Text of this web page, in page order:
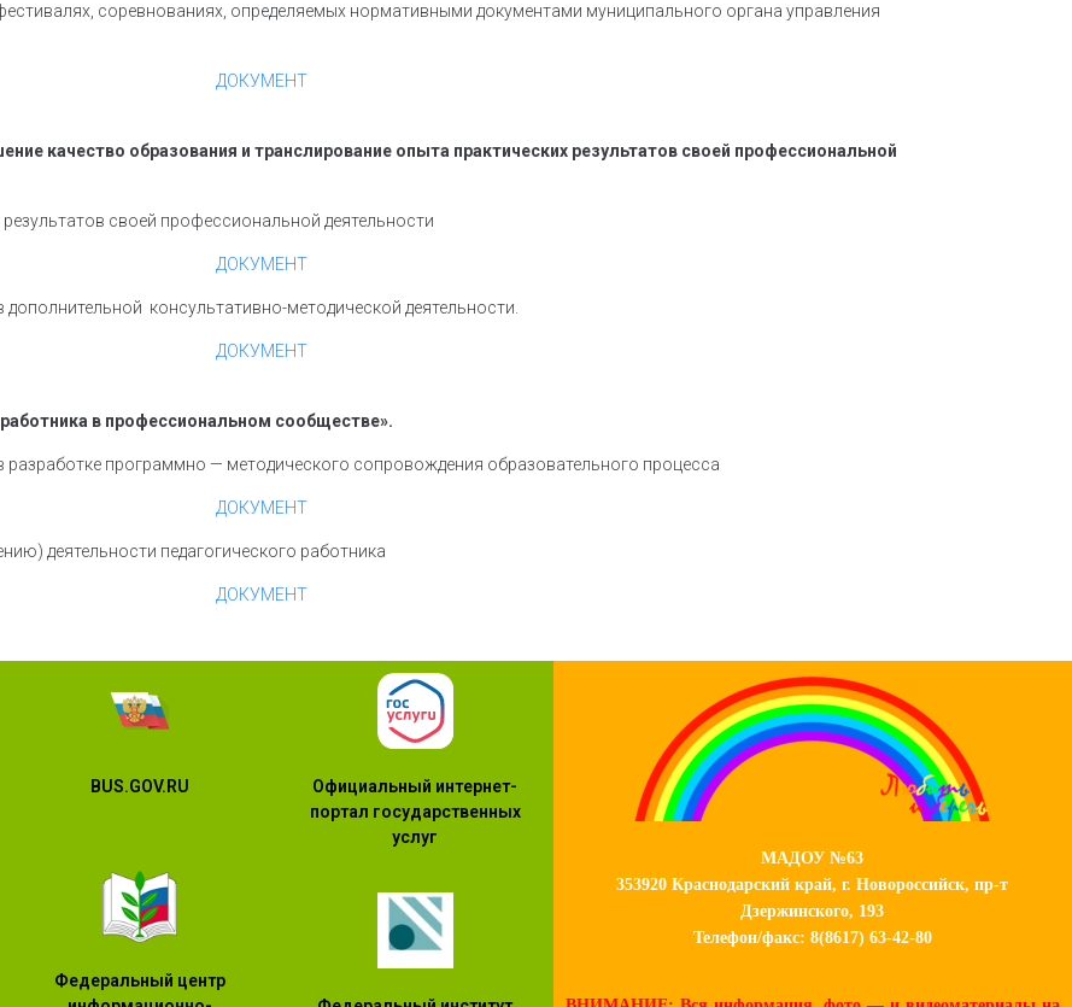
соревнованиях, определяемых нормативными документами муниципального органа управления
ДОКУМЕНТ
качество образования и транслирование опыта практических результатов своей профессиональной
своей профессиональной деятельности
ДОКУМЕНТ
дополнительной консультативно-методической деятельности.
ДОКУМЕНТ
в профессиональном сообществе».
разработке программно — методического сопровождения образовательного процесса
ДОКУМЕНТ
деятельности педагогического работника
ДОКУМЕНТ
BUS.GOV.RU
Федеральный центр
Официальный интернет-
портал государственных
услуг
МАДОУ №63
353920 Краснодарский край, г. Новороссийск, пр-т
Дзержинского, 193
Телефон/факс: 8(8617) 63-42-80